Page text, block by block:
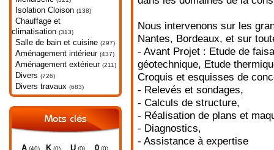
Isolation Cloison (138)
Chauffage et
climatisation (313)
Salle de bain et cuisine (297)
Aménagement intérieur (437)
Aménagement extérieur (211)
Divers (726)
Divers travaux (683)
Mots clés
A (40) K (0) U (0) 0 (0)
Nous intervenons sur les
Nantes, Bordeaux, et sur
- Avant Projet : Etude de
géotechnique, Etude
Croquis et esquisses de
- Relevés et sondages,
- Calculs de structure,
- Réalisation de plans et
- Diagnostics,
- Assistance à expertise